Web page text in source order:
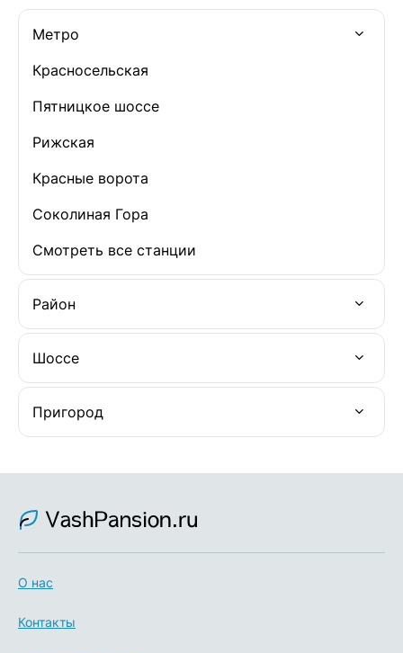
Метро
Красносельская
Пятницкое шоссе
Рижская
Красные ворота
Соколиная Гора
Смотреть все станции
Район
Шоссе
Пригород
О нас
Контакты